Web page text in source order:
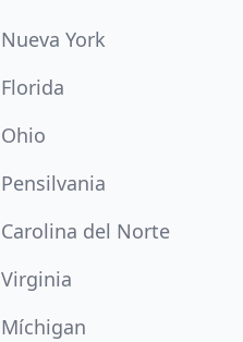
Nueva York
Florida
Ohio
Pensilvania
Carolina del Norte
Virginia
Míchigan